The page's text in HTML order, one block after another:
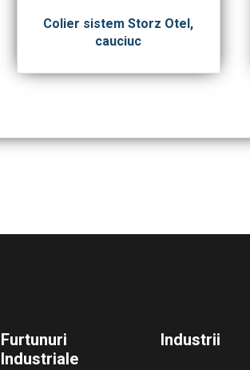
Colier sistem Storz Otel,
cauciuc
Furtunuri
Industriale
Industrii